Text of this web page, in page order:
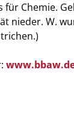
Chemie.
nieder. W.